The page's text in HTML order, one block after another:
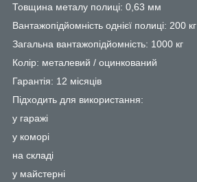
Товщина металу полиці: 0,63 мм
Вантажопідйомність однієї полиці: 200 кг
Загальна вантажопідйомність: 1000 кг
Колір: металевий / оцинкований
Гарантія: 12 місяців
Підходить для використання:
у гаражі
у коморі
на складі
у майстерні